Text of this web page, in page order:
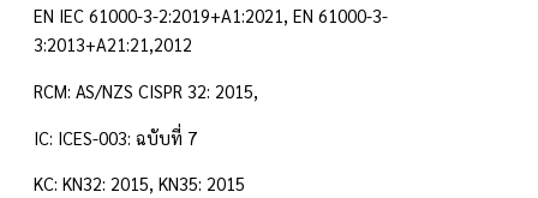
EN IEC 61000-3-2:2019+A1:2021, EN 61000-3-
3:2013+A21:21,2012
RCM: AS/NZS CISPR 32: 2015,
IC: ICES-003: ฉบับที่ 7
KC: KN32: 2015, KN35: 2015